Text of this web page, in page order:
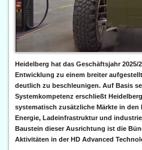
Heidelberg hat das Geschäftsjahr
Entwicklung zu einem breiter
deutlich zu beschleunigen. Auf Basis
Systemkompetenz erschließt
systematisch zusätzliche Märkte in den
Energie, Ladeinfrastruktur und
Baustein dieser Ausrichtung ist die
Aktivitäten in der HD Advanced